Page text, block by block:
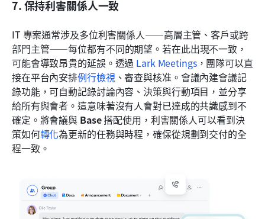
7. 保持利害關係人一致
IT 專案通常涉及多位利害關係人——高層主管、客戶或跨
部門主管——每位都有不同的期望。若在此出現不一致，
可能會導致昂貴的延誤。透過 Lark Meetings，團隊可以直
接在平台內安排例行檢視、審查與核准。會議內建會議記
錄功能，可自動記錄討論內容、決策與行動項目，並分享
給所有與會者。這意味著沒有人會對已達成的共識感到不
確定。將會議與 Base 搭配使用，利害關係人可以看到決
策如何轉化為更新的任務與時程，確保從規劃到交付的全
程一致。